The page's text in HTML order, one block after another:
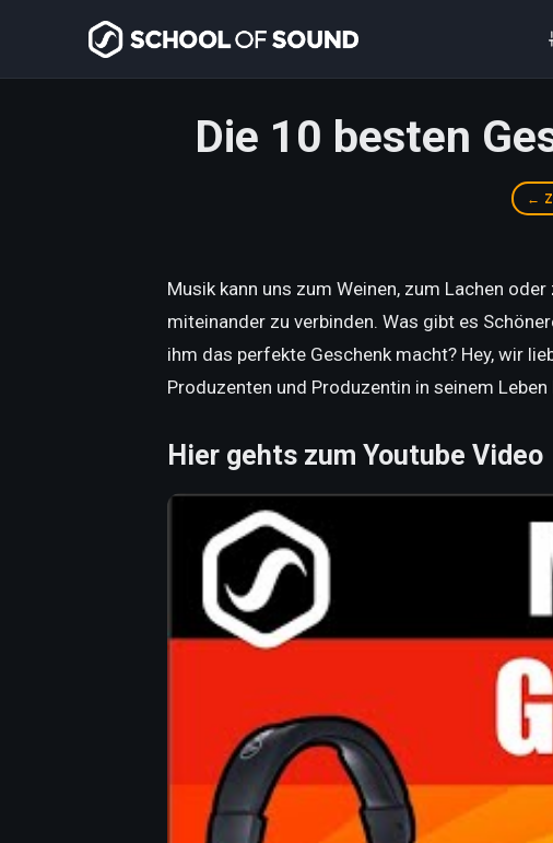
Die 10 besten
←
Musik kann uns zum Weinen, zum Lachen
miteinander zu verbinden. Was gibt es
ihm das perfekte Geschenk macht? Hey, wir
Produzenten und Produzentin in seinem
Hier gehts zum Youtube Video